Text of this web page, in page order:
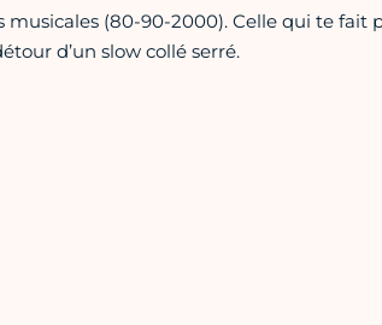
(80-90-2000). Celle qui te fait
d’un slow collé serré.